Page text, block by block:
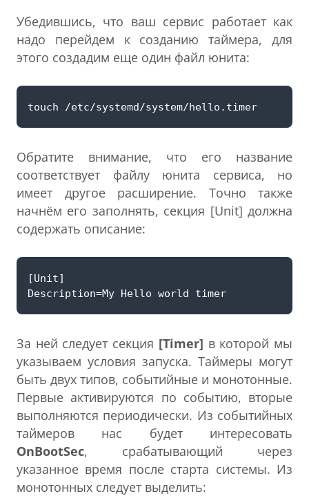
Убедившись, что ваш сервис работает как
надо перейдем к созданию таймера, для
этого создадим еще один файл юнита:
Обратите внимание, что его название
соответствует файлу юнита сервиса, но
имеет другое расширение. Точно также
начнём его заполнять, секция [Unit] должна
содержать описание:
За ней следует секция [Timer] в которой мы
указываем условия запуска. Таймеры могут
быть двух типов, событийные и монотонные.
Первые активируются по событию, вторые
выполняются периодически. Из событийных
таймеров нас будет интересовать
OnBootSec, срабатывающий через
указанное время после старта системы. Из
монотонных следует выделить: